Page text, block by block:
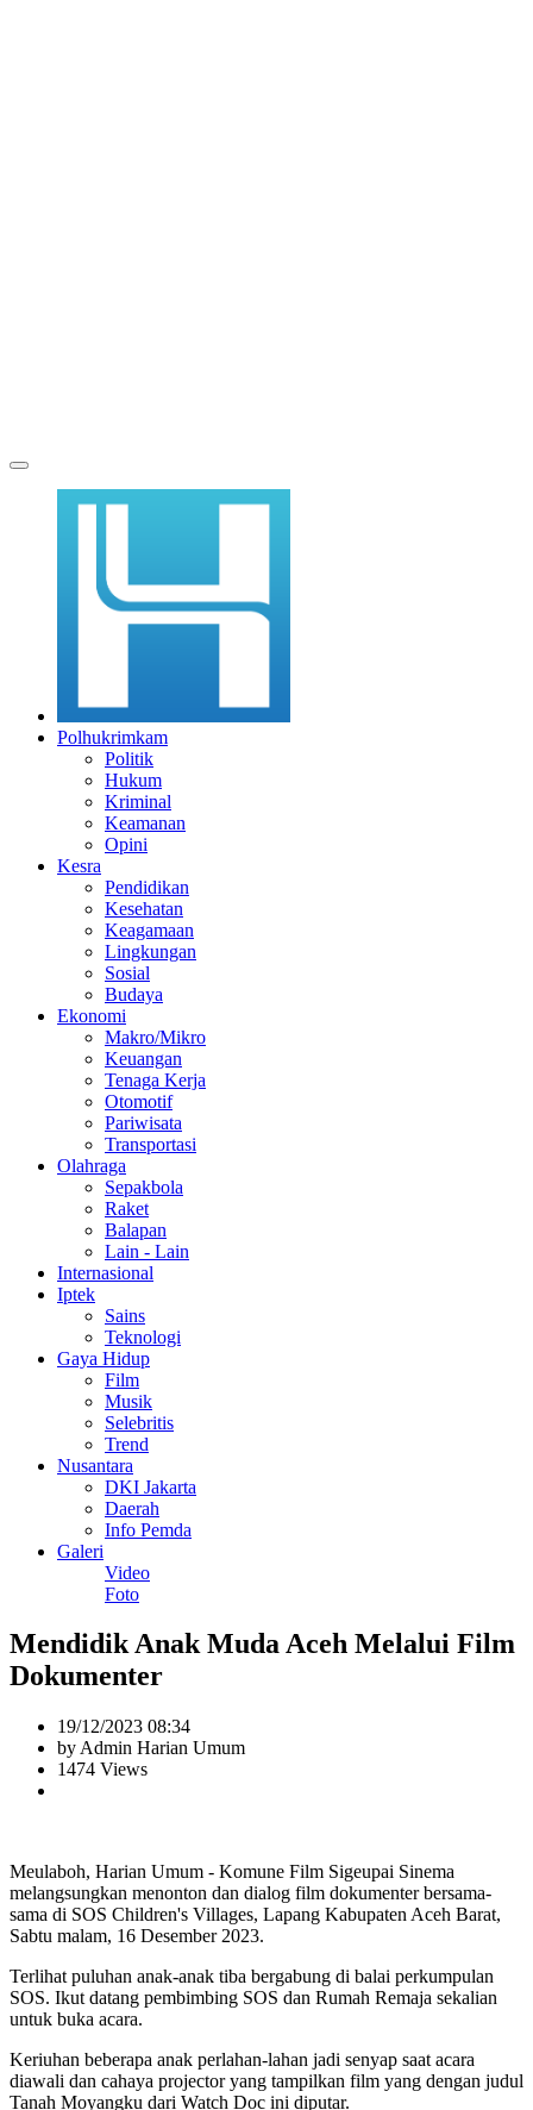
Polhukrimkam
Politik
Hukum
Kriminal
Keamanan
Opini
Kesra
Pendidikan
Kesehatan
Keagamaan
Lingkungan
Sosial
Budaya
Ekonomi
Makro/Mikro
Keuangan
Tenaga Kerja
Otomotif
Pariwisata
Transportasi
Olahraga
Sepakbola
Raket
Balapan
Lain - Lain
Internasional
Iptek
Sains
Teknologi
Gaya Hidup
Film
Musik
Selebritis
Trend
Nusantara
DKI Jakarta
Daerah
Info Pemda
Galeri
Video
Foto
Mendidik Anak Muda Aceh Melalui Film
Dokumenter
19/12/2023 08:34
by Admin Harian Umum
1474 Views
Meulaboh, Harian Umum - Komune Film Sigeupai Sinema
melangsungkan menonton dan dialog film dokumenter bersama-
sama di SOS Children's Villages, Lapang Kabupaten Aceh Barat,
Sabtu malam, 16 Desember 2023.
Terlihat puluhan anak-anak tiba bergabung di balai perkumpulan
SOS. Ikut datang pembimbing SOS dan Rumah Remaja sekalian
untuk buka acara.
Keriuhan beberapa anak perlahan-lahan jadi senyap saat acara
diawali dan cahaya projector yang tampilkan film yang dengan judul
Tanah Moyangku dari Watch Doc ini diputar.